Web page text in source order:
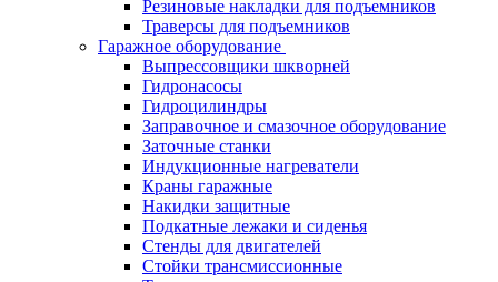
Резиновые накладки для подъемников
Траверсы для подъемников
Гаражное оборудование
Выпрессовщики шкворней
Гидронасосы
Гидроцилиндры
Заправочное и смазочное оборудование
Заточные станки
Индукционные нагреватели
Краны гаражные
Накидки защитные
Подкатные лежаки и сиденья
Стенды для двигателей
Стойки трансмиссионные